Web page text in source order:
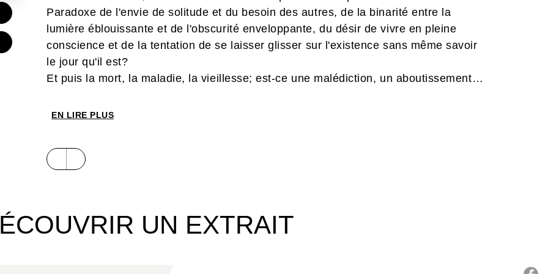
Paradoxe de l'envie de solitude et du besoin des autres, de la binarité entre la
lumière éblouissante et de l'obscurité enveloppante, du désir de vivre en pleine
conscience et de la tentation de se laisser glisser sur l'existence sans même savoir
le jour qu'il est?
Et puis la mort, la maladie, la vieillesse; est-ce une malédiction, un aboutissement
Notre héros déglingué est taraudé par ces questions existentielles depuis qu'il a
Dans un univers sombre forcément propice à l'humour noir, dans des pages
EN LIRE PLUS
UN EXTRAIT